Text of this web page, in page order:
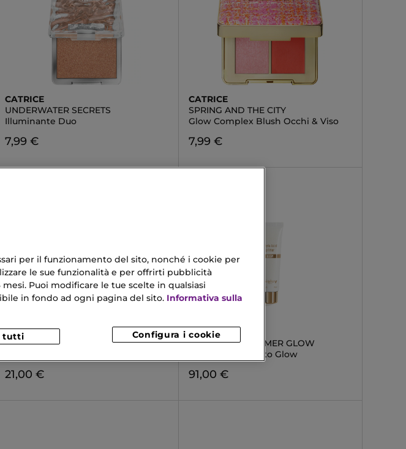
CATRICE
UNDERWATER SECRETS
Illuminante Duo
7,99 €
CATRICE
SPRING AND THE CITY
Glow Complex Blush Occhi & Viso
7,99 €
MULAC
NOT A FILTER
21,00 €
SISLEY
PHYTO-TEINT PRIMER GLOW
Primer Viso Effetto Glow
91,00 €
per il funzionamento del sito, nonché i cookie per
le sue funzionalità e per offrirti pubblicità
Puoi modificare le tue scelte in qualsiasi
in fondo ad ogni pagina del sito. Informativa sulla
Configura i cookie
tutti